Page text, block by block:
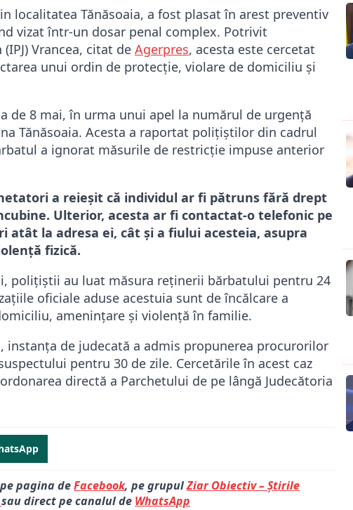
localitatea Tănăsoaia, a fost plasat în arest preventiv
vizat într-un dosar penal complex. Potrivit
Vrancea, citat de Agerpres, acesta este cercetat
unui ordin de protecție, violare de domiciliu și
de 8 mai, în urma unui apel la numărul de urgență
Tănăsoaia. Acesta a raportat polițiștilor din cadrul
a ignorat măsurile de restricție impuse anterior
a reieșit că individul ar fi pătruns fără drept
Ulterior, acesta ar fi contactat-o telefonic pe
la adresa ei, cât și a fiului acesteia, asupra
fizică.
polițiștii au luat măsura reținerii bărbatului pentru 24
oficiale aduse acestuia sunt de încălcare a
amenințare și violență în familie.
instanța de judecată a admis propunerea procurorilor
pentru 30 de zile. Cercetările în acest caz
directă a Parchetului de pe lângă Judecătoria
pagina deFacebook, pe grupulZiar Obiectiv – Știrile
sau direct pe canalul de WhatsApp